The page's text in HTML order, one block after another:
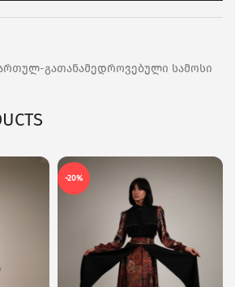
გათანამედროვებული სამოსი
-20%